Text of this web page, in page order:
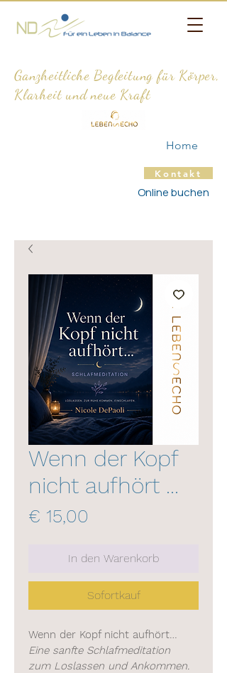
Ganzheitliche Begleitung für Körper,
Klarheit und neue Kraft
Home
Kontakt
Online buchen
Wenn der Kopf
nicht aufhört ...
€ 15,00
In den Warenkorb
Sofortkauf
Wenn der Kopf nicht aufhört…
Eine sanfte Schlafmeditation
zum Loslassen und Ankommen.